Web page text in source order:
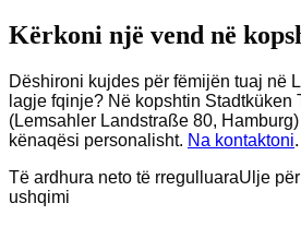
Kërkoni një vend në
Dëshironi kujdes për fëmijën tuaj në
lagje fqinje? Në kopshtin Stadtküken
(Lemsahler Landstraße 80,
kënaqësi personalisht. Na kontaktoni.
Të ardhura neto të rregulluaraUlje
ushqimi